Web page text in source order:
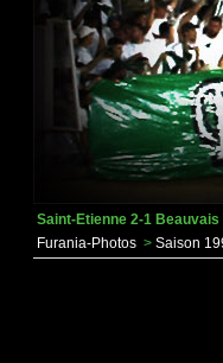
Saint-Etienne 2-1 Beauvais
Furania-Photos > Saison